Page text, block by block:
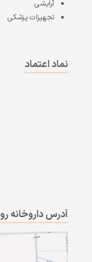
آرایشی
تجهیزات پزشکی
نماد اعتماد
آدرس داروخانه